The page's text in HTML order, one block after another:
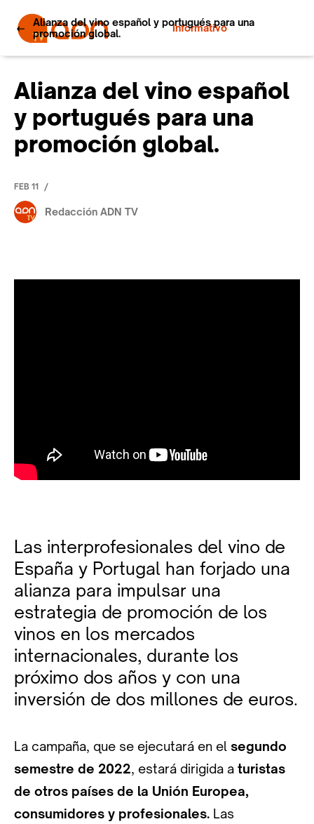
Informativo
Alianza del vino español y portugués para una
promoción global.
Alianza del vino español
y portugués para una
promoción global.
FEB 11 /
Redacción ADN TV
Las interprofesionales del vino de
España y Portugal han forjado una
alianza para impulsar una
estrategia de promoción de los
vinos en los mercados
internacionales, durante los
próximo dos años y con una
inversión de dos millones de euros.
La campaña, que se ejecutará en el segundo
semestre de 2022, estará dirigida a turistas
de otros países de la Unión Europea,
consumidores y profesionales. Las